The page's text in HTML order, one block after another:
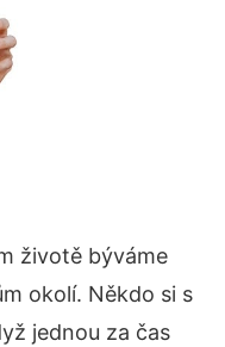
životě býváme
okolí. Někdo si s
jednou za čas